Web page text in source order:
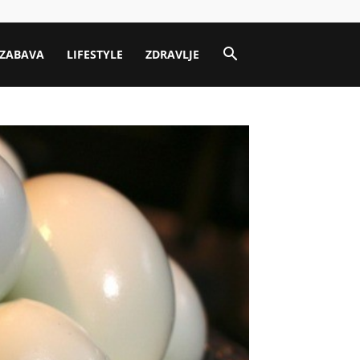
ZABAVA LIFESTYLE ZDRAVLJE